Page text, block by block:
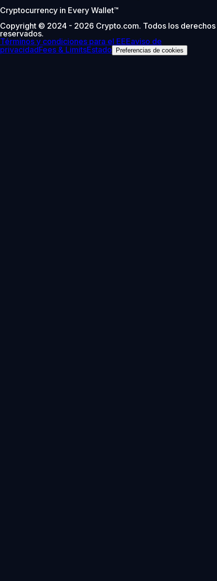
Cryptocurrency in Every Wallet™
Copyright © 2024 - 2026 Crypto.com. Todos los derechos
reservados.
Términos y condiciones para el EEEaviso de
privacidadFees & LimitsEstado Preferencias de cookies